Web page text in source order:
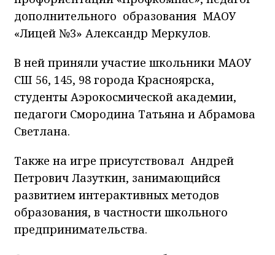
дополнительного образования МАОУ
«Лицей №3» Александр Меркулов.
В ней приняли участие школьники МАОУ
СШ 56, 145, 98 города Красноярска,
студенты Аэрокосмической академии,
педагоги Смородина Татьяна и Абрамова
Светлана.
Также на игре присутствовал Андрей
Петрович Лазуткин, занимающийся
развитием интерактивных методов
образования, в частности школьного
предпринимательства.